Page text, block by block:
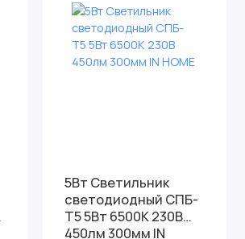
5Вт Светильник
светодиодный СПБ-
Т5 5Вт 6500К 230В
450лм 300мм IN